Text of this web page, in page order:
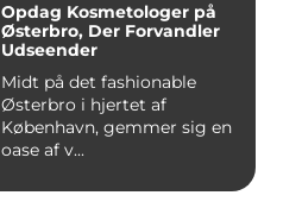
Opdag Kosmetologer på
Østerbro, Der Forvandler
Udseender
Midt på det fashionable
Østerbro i hjertet af
København, gemmer sig en
oase af v...